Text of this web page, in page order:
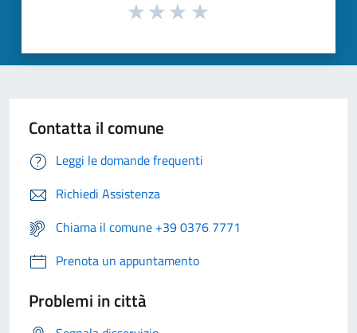
Contatta il comune
Leggi le domande frequenti
Richiedi Assistenza
Chiama il comune +39 0376 7771
Prenota un appuntamento
Problemi in città